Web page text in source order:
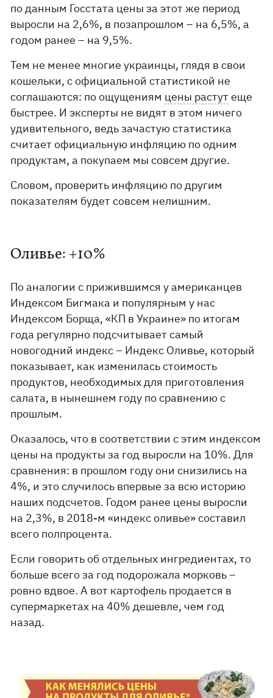
по данным Госстата цены за этот же период
выросли на 2,6%, в позапрошлом – на 6,5%, а
годом ранее – на 9,5%.
Тем не менее многие украинцы, глядя в свои
кошельки, с официальной статистикой не
соглашаются: по ощущениям цены растутеще
быстрее. И эксперты не видят в этом ничего
удивительного, ведь зачастую статистика
считает официальную инфляцию по одним
продуктам, а покупаем мы совсем другие.
Словом, проверить инфляцию по другим
показателям будет совсем нелишним.
Оливье: +10%
По аналогии с прижившимся у американцев
Индексом Бигмака и популярным у нас
Индексом Борща, «КП в Украине» по итогам
года регулярно подсчитывает самый
новогодний индекс – Индекс Оливье, который
показывает, как изменилась стоимость
продуктов, необходимых для приготовления
салата, в нынешнем году по сравнению с
прошлым.
Оказалось, что в соответствии с этим индексом
цены на продукты за год выросли на 10%. Для
сравнения: в прошлом году они снизились на
4%, и это случилось впервые за всю историю
наших подсчетов. Годом ранее цены выросли
на 2,3%, в 2018-м «индекс оливье» составил
всего полпроцента.
Если говорить об отдельных ингредиентах, то
больше всего за год подорожала морковь –
ровно вдвое. А вот картофель продается в
супермаркетах на 40% дешевле, чем год
назад.